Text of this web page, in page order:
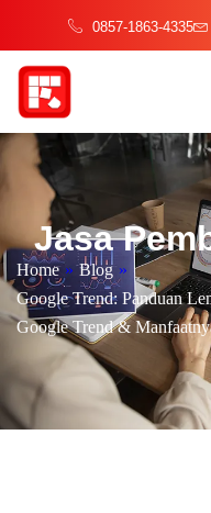
0857-1863-4335
Jasa
Home » Blog »
Google Trend: Panduan
Google Trend &